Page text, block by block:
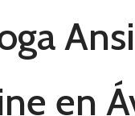
en